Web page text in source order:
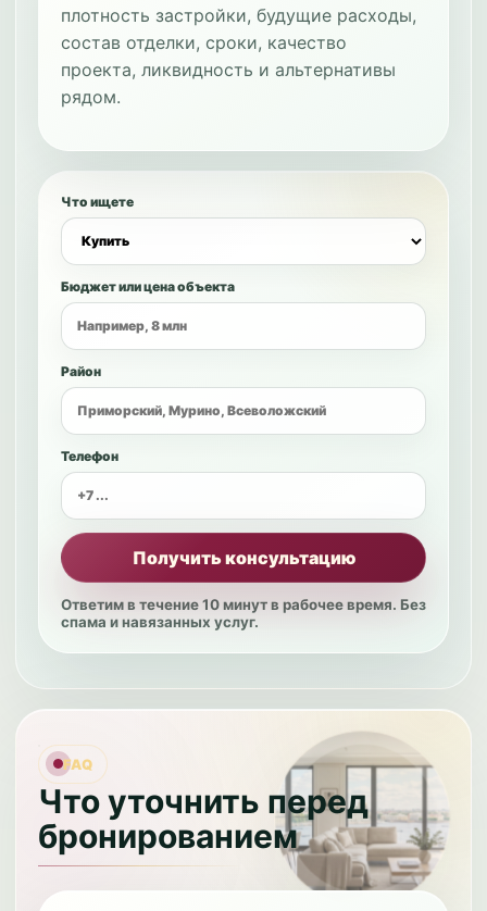
плотность застройки, будущие расходы,
состав отделки, сроки, качество
проекта, ликвидность и альтернативы
рядом.
Что ищете
Бюджет или цена объекта
Район
Телефон
Получить консультацию
Ответим в течение 10 минут в рабочее время. Без
спама и навязанных услуг.
FAQ
Что уточнить перед
бронированием